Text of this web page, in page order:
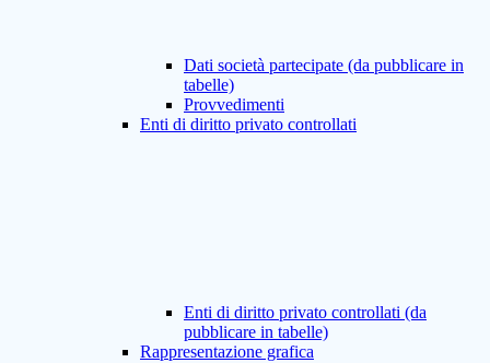
Dati società partecipate (da pubblicare in
tabelle)
Provvedimenti
Enti di diritto privato controllati
Enti di diritto privato controllati (da
pubblicare in tabelle)
Rappresentazione grafica